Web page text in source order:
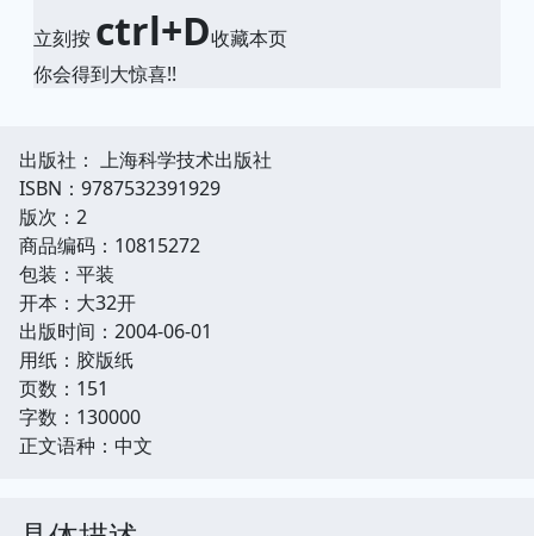
立刻按 ctrl+D收藏本页
你会得到大惊喜!!
出版社： 上海科学技术出版社
ISBN：9787532391929
版次：2
商品编码：10815272
包装：平装
开本：大32开
出版时间：2004-06-01
用纸：胶版纸
页数：151
字数：130000
正文语种：中文